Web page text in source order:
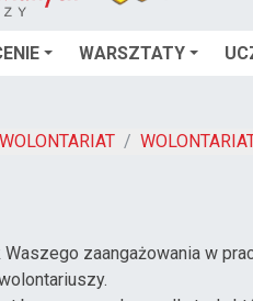
WARSZTATY
zaangażowania w